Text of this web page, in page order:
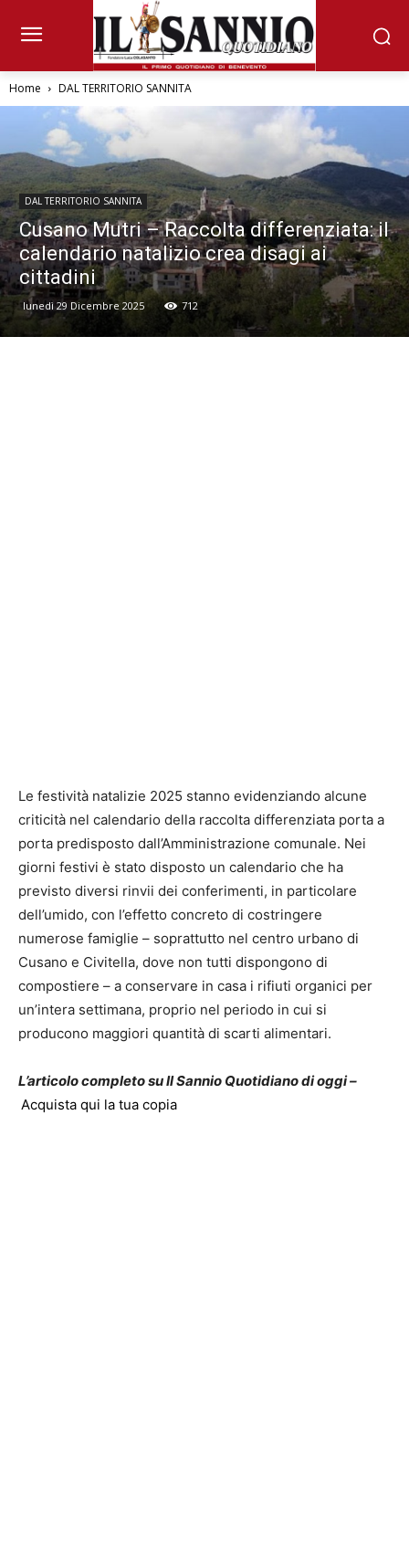
Home DAL TERRITORIO SANNITA
DAL TERRITORIO SANNITA
Cusano Mutri – Raccolta differenziata: il
calendario natalizio crea disagi ai
cittadini
lunedì 29 Dicembre 2025 712
Le festività natalizie 2025 stanno evidenziando alcune
criticità nel calendario della raccolta differenziata porta a
porta predisposto dall’Amministrazione comunale. Nei
giorni festivi è stato disposto un calendario che ha
previsto diversi rinvii dei conferimenti, in particolare
dell’umido, con l’effetto concreto di costringere
numerose famiglie – soprattutto nel centro urbano di
Cusano e Civitella, dove non tutti dispongono di
compostiere – a conservare in casa i rifiuti organici per
un’intera settimana, proprio nel periodo in cui si
producono maggiori quantità di scarti alimentari.
L’articolo completo su Il Sannio Quotidiano di oggi –
Acquista qui la tua copia